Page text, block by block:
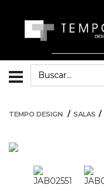
TEMPO DESIGN SALAS